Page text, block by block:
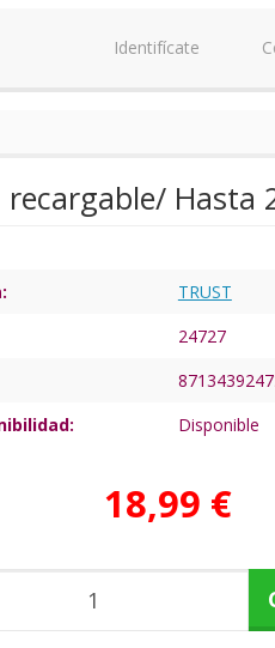
Identifícate
Hasta
TRUST
24727
Disponible
18,99 €